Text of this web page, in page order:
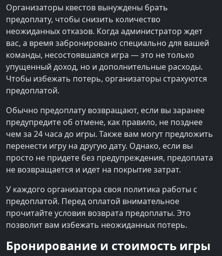
Организаторы квестов вынуждены брать
предоплату, чтобы снизить количество
неожиданных отказов. Когда администратор ждет
вас, а время забронировано специально для вашей
команды, несостоявшаяся игра — это не только
упущенный доход, но и дополнительные расходы.
Чтобы избежать потерь, организаторы страхуются
предоплатой.
Обычно предоплату возвращают, если вы заранее
предупредите об отмене, как правило, не позднее
чем за 24 часа до игры. Также вам могут предложить
перенести игру на другую дату. Однако, если вы
просто не придете без предупреждения, предоплата
не возвращается и идет на покрытие затрат.
У каждого организатора своя политика работы с
предоплатой. Перед оплатой внимательное
прочитайте условия возврата предоплаты. Это
позволит вам избежать неожиданных потерь.
Бронирование и стоимость игры